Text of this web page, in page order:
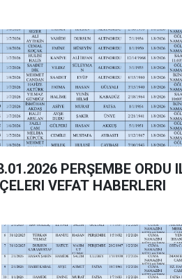
PERŞEMBE ORDU ILI
VEFAT HABERLERI